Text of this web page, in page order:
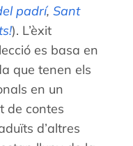
padrí,Sant
). L’èxit
es basa en
que tenen els
en un
de contes
d’altres